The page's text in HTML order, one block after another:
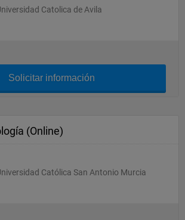
Catolica de Avila
Solicitar información
(Online)
Católica San Antonio Murcia